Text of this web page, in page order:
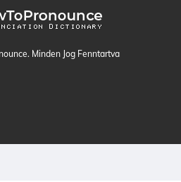
Minden Jog Fenntartva